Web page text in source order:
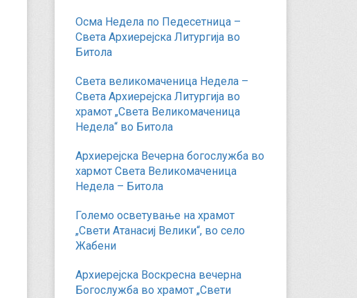
Осма Недела по Педесетница –
Света Архиерејска Литургија во
Битола
Света великомаченица Недела –
Света Архиерејска Литургија во
храмот „Света Великомаченица
Недела“ во Битола
Архиерејска Вечерна богослужба во
хармот Света Великомаченица
Недела – Битола
Големо осветување на храмот
„Свети Атанасиј Велики“, во село
Жабени
Архиерејска Воскресна вечерна
Богослужба во храмот „Свети